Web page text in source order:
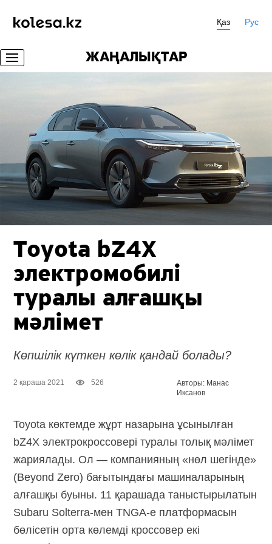
Қаз Рус
ЖАҢАЛЫҚТАР
Toyota bZ4X
электромобилі
туралы алғашқы
мәлімет
Көпшілік күткен көлік қандай болады?
2 қараша 2021 526
Авторы: Манас
Иксанов
Toyota көктемде жұрт назарына ұсынылған
bZ4X электрокроссовері туралы толық мәлімет
жариялады. Ол — компанияның «нөл шегінде»
(Beyond Zero) бағытындағы машиналарының
алғашқы буыны. 11 қарашада таныстырылатын
Subaru Solterra-мен TNGA-e платформасын
бөлісетін орта көлемді кроссовер екі